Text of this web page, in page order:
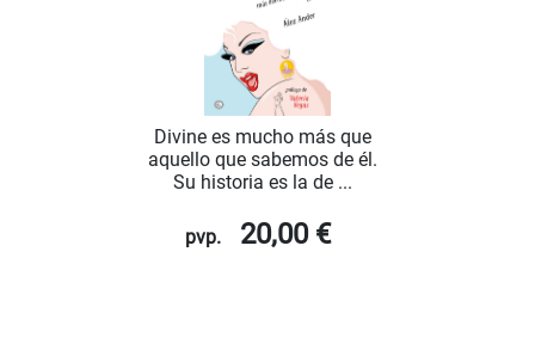
Divine es mucho más que
aquello que sabemos de él.
Su historia es la de ...
pvp. 20,00 €